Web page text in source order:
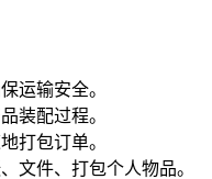
运输安全。
装配过程。
打包订单。
文件、打包个人物品。